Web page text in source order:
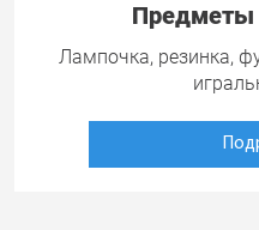
Предметы
Лампочка, резинка,